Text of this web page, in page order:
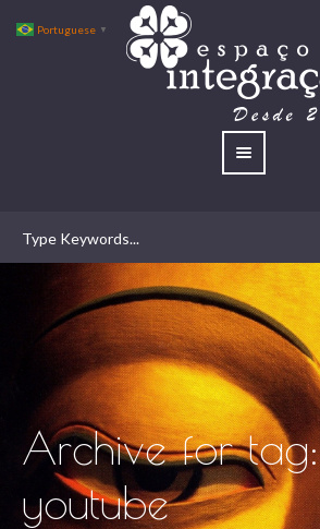
Archive for tag:
youtube
Portuguese ▼